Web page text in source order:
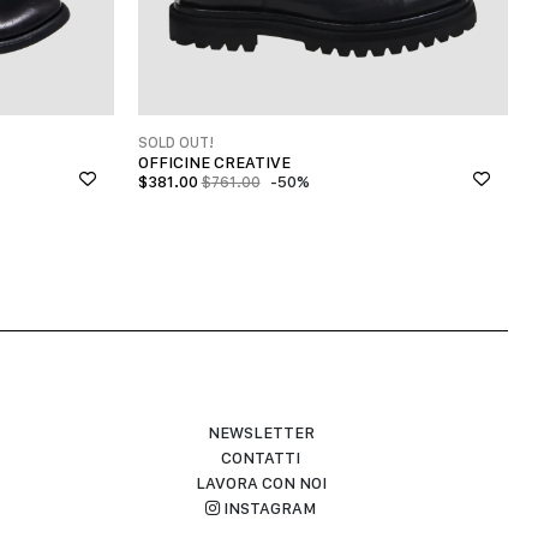
SOLD OUT!
OFFICINE CREATIVE
$381.00 $761.00 -50%
NEWSLETTER
CONTATTI
LAVORA CON NOI
INSTAGRAM